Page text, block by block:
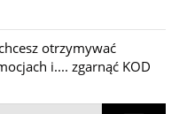
otrzymywać
i.... zgarnąć KOD